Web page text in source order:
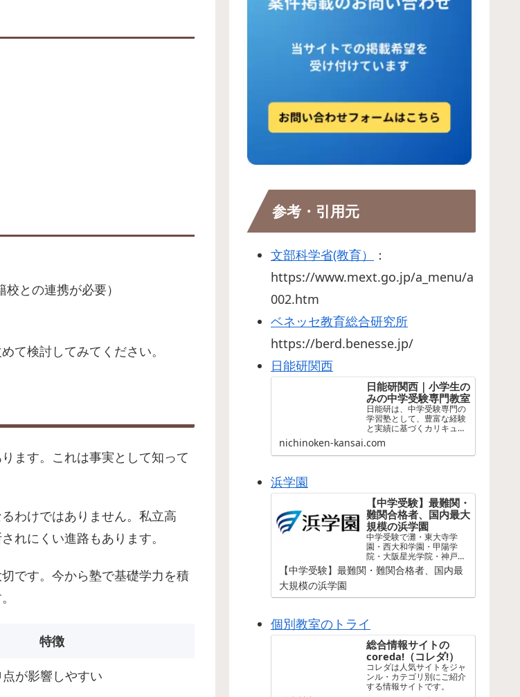
との連携が必要）
て検討してみてください。
ます。これは事実として知って
わけではありません。私立高
れにくい進路もあります。
です。今から塾で基礎学力を積
特徴
が影響しやすい
参考・引用元
文部科学省(教育）
：
https://www.mext.go.jp/a_menu/a
002.htm
ベネッセ教育総合研究所
https://berd.benesse.jp/
日能研関西
日能研関西｜小学生の
みの中学受験専門教室
日能研は、中学受験専門の
学習塾として、豊富な経験
と実績に基づくカリキュラ
生徒一人ひとりに合わせた
最適な学習支援を行い、志
nichinoken-kansai.com
浜学園
【中学受験】最難関・
難関合格者、国内最大
規模の浜学園
中学受験で灘・東大寺学
園・西大和学園・甲陽学
院・大阪星光学院・神戸女
学院・四天王寺（関西）、
開成・筑波大附属駒場・桜
東海（東海）など最難関校
は浜学園へ。無料体験受付
中。
【中学受験】最難関・難関合格者、国内最
大規模の浜学園
個別教室のトライ
総合情報サイトの
coreda!（コレダ!）
コレダは人気サイトをジャ
ンル・カテゴリ別にご紹介
する情報サイトです。